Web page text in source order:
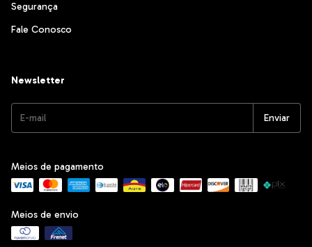
Segurança
Fale Conosco
Newsletter
Meios de pagamento
Meios de envio